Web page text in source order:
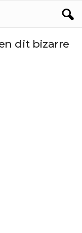
dit bizarre